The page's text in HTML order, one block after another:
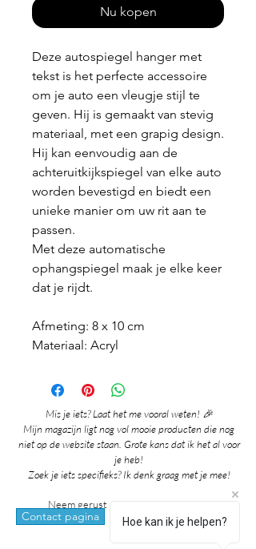
Nu kopen
Deze autospiegel hanger met
tekst is het perfecte accessoire
om je auto een vleugje stijl te
geven. Hij is gemaakt van stevig
materiaal, met een grapig design.
Hij kan eenvoudig aan de
achteruitkijkspiegel van elke auto
worden bevestigd en biedt een
unieke manier om uw rit aan te
passen.
Met deze automatische
ophangspiegel maak je elke keer
dat je rijdt.
Afmeting: 8 x 10 cm
Materiaal: Acryl
Mis je iets? Laat het me vooral weten! 🎉
Mijn magazijn ligt nog vol mooie producten die nog
niet op de website staan. Grote kans dat ik het al voor
je heb!
Zoek je iets specifieks? Ik denk graag met je mee!
Neem gerust contact met me op via:
Contact pagina whatsapp
Hoe kan ik je helpen?